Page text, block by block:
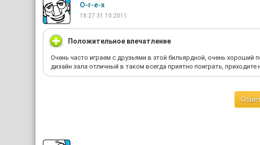
O-r-e-x
18:27 31.10.2011
Положительное впечатление
Очень часто играем с друзьями в этой бильярдной, очень
дизайн зала отличный в таком всегда приятно поиграть,